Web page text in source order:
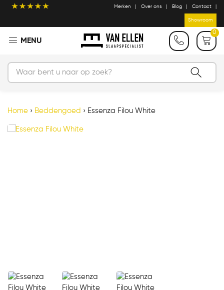
Merken Over ons Blog Contact
Showroom
0
Home › Beddengoed › Essenza Filou White